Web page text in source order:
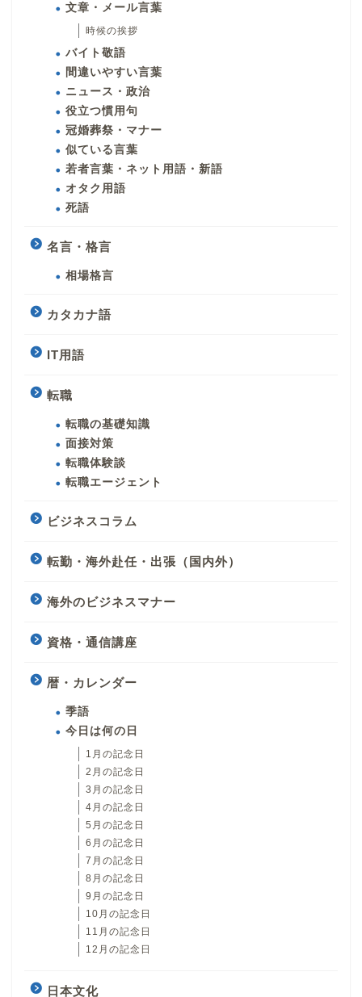
文章・メール言葉
時候の挨拶
バイト敬語
間違いやすい言葉
ニュース・政治
役立つ慣用句
冠婚葬祭・マナー
似ている言葉
若者言葉・ネット用語・新語
オタク用語
死語
名言・格言
相場格言
カタカナ語
IT用語
転職
転職の基礎知識
面接対策
転職体験談
転職エージェント
ビジネスコラム
転勤・海外赴任・出張（国内外）
海外のビジネスマナー
資格・通信講座
暦・カレンダー
季語
今日は何の日
1月の記念日
2月の記念日
3月の記念日
4月の記念日
5月の記念日
6月の記念日
7月の記念日
8月の記念日
9月の記念日
10月の記念日
11月の記念日
12月の記念日
日本文化